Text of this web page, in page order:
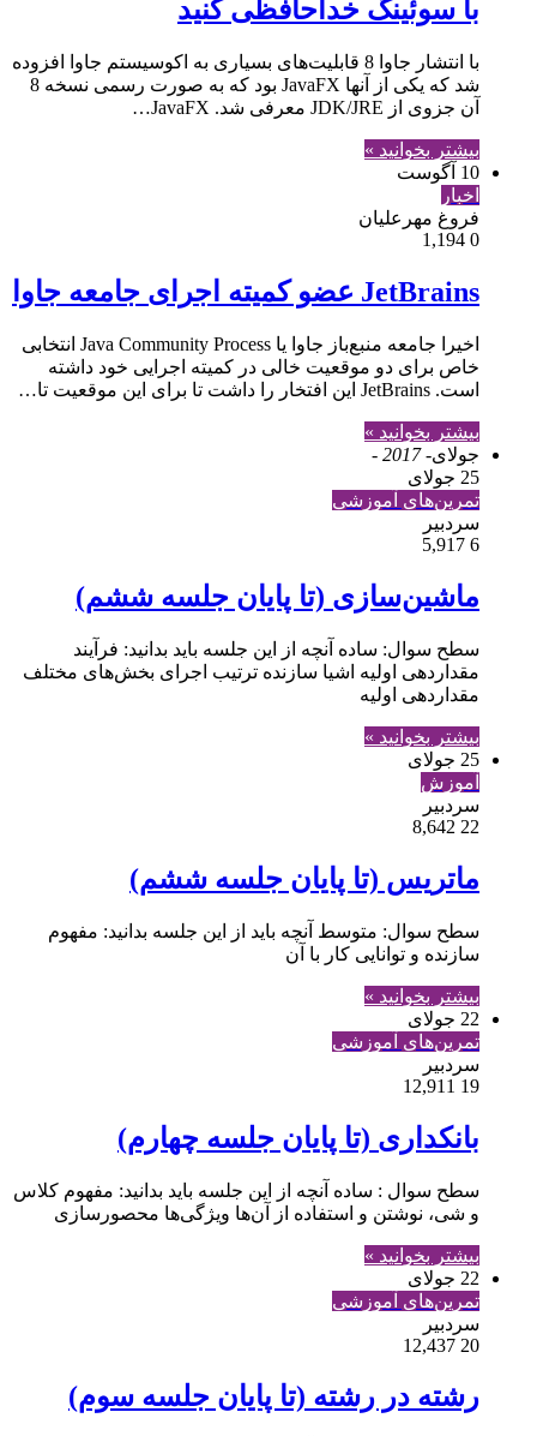
با سوئینگ خداحافظی کنید
با انتشار جاوا 8 قابلیت‌های بسیاری‌ به اکوسیستم جاوا افزوده
شد که یکی از آنها JavaFX بود که به صورت رسمی نسخه 8
آن جزوی از JDK/JRE معرفی شد. JavaFX…
بیشتر بخوانید »
10 آگوست
اخبار
فروغ مهرعلیان
0
JetBrains عضو کمیته اجرای جامعه جاوا
اخیرا جامعه منبع‌باز جاوا یا Java Community Process انتخابی
خاص برای دو موقعیت خالی در کمیته اجرایی خود داشته
است. JetBrains این افتخار را داشت تا برای این موقعیت تا…
بیشتر بخوانید »
جولای- 2017 -
25 جولای
تمرین‌های آموزشی
سردبیر
6
ماشین‌سازی (تا پایان جلسه ششم)
سطح سوال: ساده آنچه از این جلسه باید بدانید: فرآیند
مقداردهی اولیه اشیا سازنده ترتیب اجرای بخش‌های مختلف
مقداردهی اولیه
بیشتر بخوانید »
25 جولای
آموزش
سردبیر
22
ماتریس (تا پایان جلسه ششم)
سطح سوال: متوسط آنچه باید از این جلسه بدانید: مفهوم
سازنده و توانایی کار با آن
بیشتر بخوانید »
22 جولای
تمرین‌های آموزشی
سردبیر
19
بانکداری (تا پایان جلسه چهارم)
سطح سوال : ساده آنچه از این جلسه باید بدانید: مفهوم کلاس
و شی، نوشتن و استفاده از آن‌ها ویژگی‌ها محصورسازی
بیشتر بخوانید »
22 جولای
تمرین‌های آموزشی
سردبیر
20
رشته در رشته (تا پایان جلسه سوم)